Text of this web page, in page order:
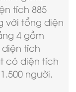
tích 885
với tổng diện
4 gồm
tích
có diện tích
người.